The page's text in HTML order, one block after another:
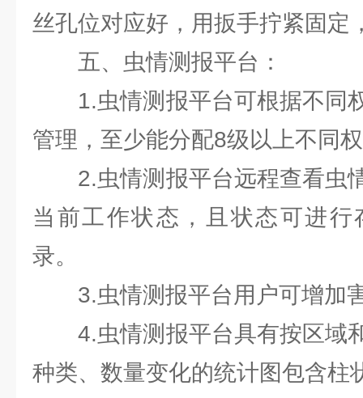
丝孔位对应好，用扳手拧紧固定
五、虫情测报平台：
1.虫情测报平台可根据不同
管理，至少能分配8级以上不同
2.虫情测报平台远程查看虫
当前工作状态，且状态可进
录。
3.虫情测报平台用户可增加
4.虫情测报平台具有按区域
种类、数量变化的统计图包含柱